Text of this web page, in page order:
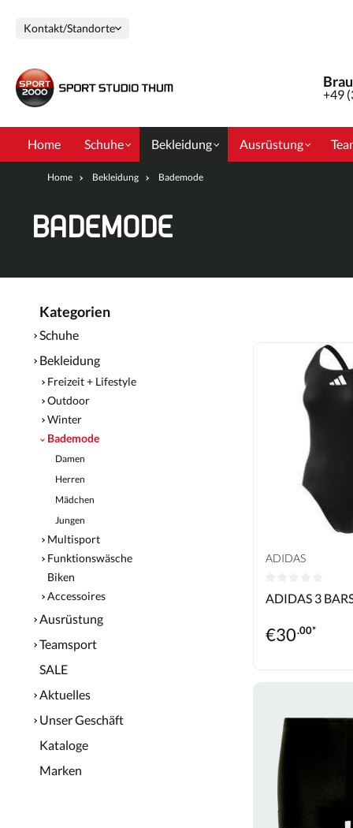
Kontakt/Standorte
+49
Home Schuhe Bekleidung Ausrüstung
Home Bekleidung Bademode
BADEMODE
Kategorien
Schuhe
Bekleidung
Freizeit + Lifestyle
Outdoor
Winter
Bademode
Damen
Herren
Mädchen
Jungen
Multisport
Funktionswäsche
Biken
Accessoires
Ausrüstung
Teamsport
SALE
Aktuelles
Unser Geschäft
Kataloge
Marken
ADIDAS
ADIDAS 3
€30.00*